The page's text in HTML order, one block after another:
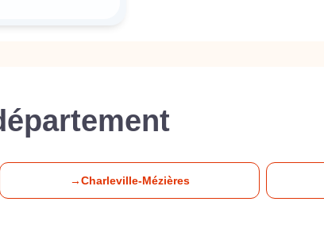
→Charleville-Mézières